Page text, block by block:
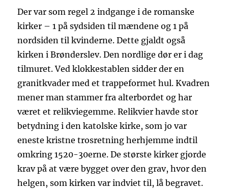
Der var som regel 2 indgange i de romanske
kirker – 1 på sydsiden til mændene og 1 på
nordsiden til kvinderne. Dette gjaldt også
kirken i Brønderslev. Den nordlige dør er i dag
tilmuret. Ved klokkestablen sidder der en
granitkvader med et trappeformet hul. Kvadren
mener man stammer fra alterbordet og har
været et relikviegemme. Relikvier havde stor
betydning i den katolske kirke, som jo var
eneste kristne trosretning herhjemme indtil
omkring 1520-30erne. De største kirker gjorde
krav på at være bygget over den grav, hvor den
helgen, som kirken var indviet til, lå begravet.